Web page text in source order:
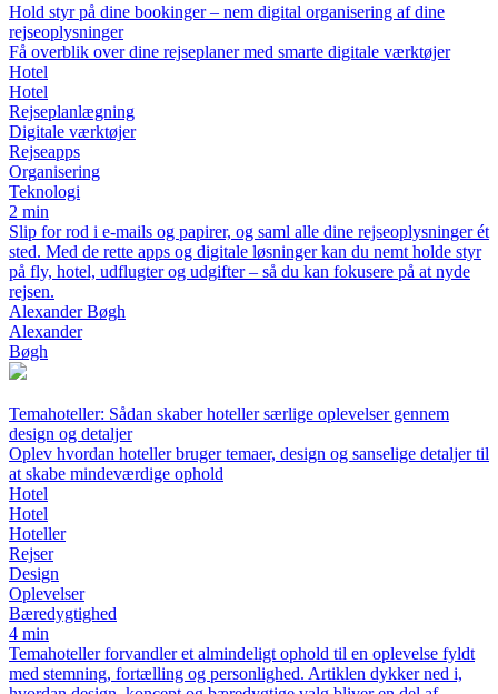
Hold styr på dine bookinger – nem digital organisering af dine
rejseoplysninger
Få overblik over dine rejseplaner med smarte digitale værktøjer
Hotel
Hotel
Rejseplanlægning
Digitale værktøjer
Rejseapps
Organisering
Teknologi
2 min
Slip for rod i e-mails og papirer, og saml alle dine rejseoplysninger ét
sted. Med de rette apps og digitale løsninger kan du nemt holde styr
på fly, hotel, udflugter og udgifter – så du kan fokusere på at nyde
rejsen.
Alexander Bøgh
Alexander
Bøgh
Temahoteller: Sådan skaber hoteller særlige oplevelser gennem
design og detaljer
Oplev hvordan hoteller bruger temaer, design og sanselige detaljer til
at skabe mindeværdige ophold
Hotel
Hotel
Hoteller
Rejser
Design
Oplevelser
Bæredygtighed
4 min
Temahoteller forvandler et almindeligt ophold til en oplevelse fyldt
med stemning, fortælling og personlighed. Artiklen dykker ned i,